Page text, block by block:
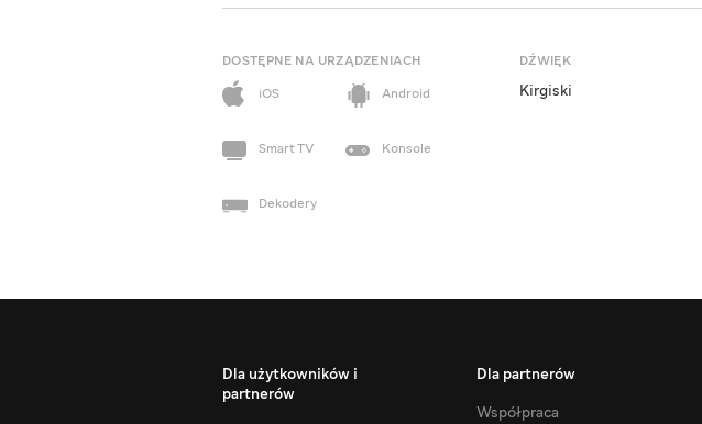
DOSTĘPNE NA URZĄDZENIACH
iOS
Android
Smart TV Konsole
Dekodery
DŹWIĘK
Kirgiski
Dla użytkowników i
partnerów
Dla partnerów
Współpraca